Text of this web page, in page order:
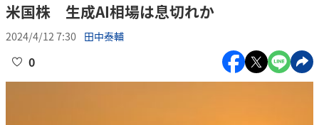
米国株 生成AI相場は息切れか
2024/4/12 7:30 田中泰輔
0